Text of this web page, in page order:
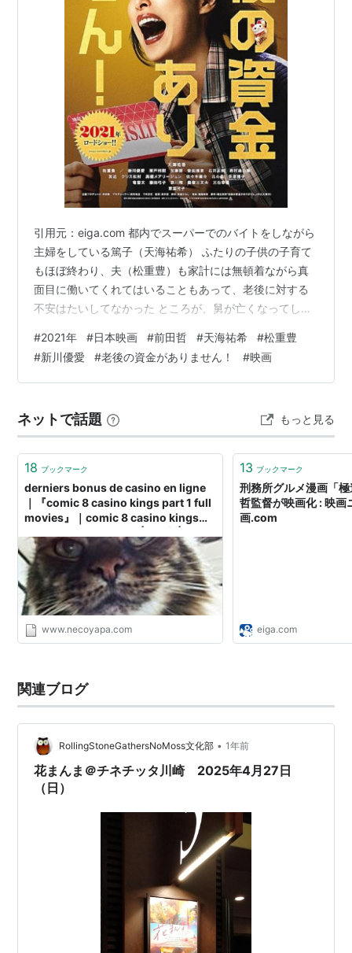
引用元：eiga.com 都内でスーパーでのバイトをしながら
主婦をしている篤子（天海祐希） ふたりの子供の子育て
もほぼ終わり、夫（松重豊）も家計には無頓着ながら真
面目に働いてくれてはいることもあって、老後に対する
不安はたいしてなかった ところが、舅が亡くなってしま
て）押し付けられてしまう タイミングの悪いことに、そ
の直後にパートを期間満了でクビになり、実は少し前か
ら経営の芳しくなかった夫の会社が倒産してしまう さら
ドマン（加藤諒）を授かり婚をすると言い出し、、 所謂
「これでもかこれでもか」という不…
#2021年 #日本映画 #前田哲 #天海祐希 #松重豊
#新川優愛 #老後の資金がありません！ #映画
ネットで話題 もっと見る
18 ブックマーク
derniers bonus de casino en ligne
｜『comic 8 casino kings part 1 full
movies』｜comic 8 casino kings
casino complaints･geant casino
nevers|五十嵐耕平doubledown
casino free coins auto collect
www.necoyapa.com
13 ブックマーク
刑務所グルメ漫画「
哲監督が映画化 : 映画
画.com
eiga.com
関連ブログ
RollingStoneGathersNoMoss文化部 • 1年前
花まんま＠チネチッタ川崎 2025年4月27日
（日）